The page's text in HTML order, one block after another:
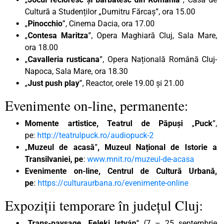
Cultură a Studenților „Dumitru Fărcaș”, ora 15.00
„Pinocchio”, Cinema Dacia, ora 17.00
„Contesa Maritza”, Opera Maghiară Cluj, Sala Mare,
ora 18.00
„Cavalleria rusticana”, Opera Națională Română Cluj-
Napoca, Sala Mare, ora 18.30
„Just push play”, Reactor, orele 19.00 și 21.00
Evenimente on-line, permanente:
Momente artistice, Teatrul de Păpuși „Puck”,
pe: http://teatrulpuck.ro/audiopuck-2
„Muzeul de acasă”, Muzeul Național de Istorie a
Transilvaniei, pe: www.mnit.ro/muzeul-de-acasa
Evenimente on-line, Centrul de Cultură Urbană,
pe: https://culturaurbana.ro/evenimente-online
Expoziții temporare în județul Cluj: